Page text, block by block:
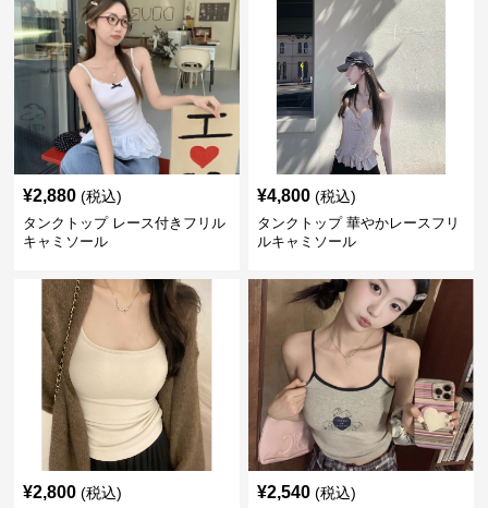
¥2,880 (税込)
タンクトップ レース付きフリル
キャミソール
¥4,800 (税込)
タンクトップ 華やかレースフリ
ルキャミソール
¥2,800 (税込) ¥2,540 (税込)